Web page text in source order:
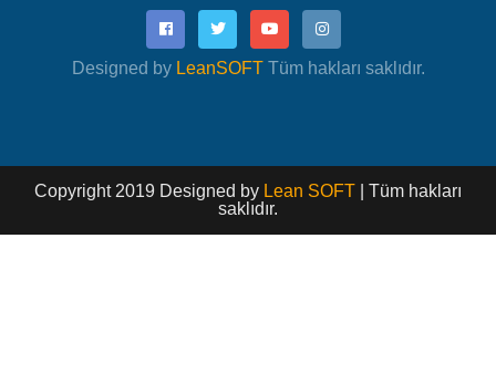
Designed by LeanSOFTTüm hakları saklıdır.
Copyright 2019 Designed by Lean SOFT
| Tüm hakları
saklıdır.